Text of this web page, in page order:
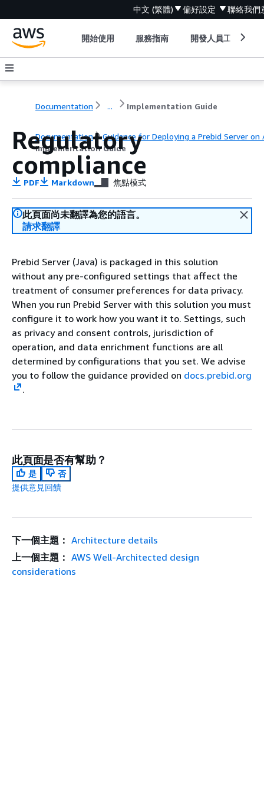
中文 (繁體) 偏好設定 聯絡我們
開始使用 服務指南 開發人員工具
Documentation ... Implementation Guide
Documentation
Guidance for Deploying a Prebid Server on
Implementation Guide
Regulatory
compliance
PDF Markdown 焦點模式
此頁面尚未翻譯為您的語言。
請求翻譯
Prebid Server (Java) is packaged in this solution
without any pre-configured settings that affect the
treatment of consumer preferences for data privacy.
When you run Prebid Server with this solution you must
configure it to work how you want it to. Settings, such
as privacy and consent controls, jurisdiction of
operation, and data enrichment functions are all
determined by configurations that you set. We advise
you to follow the guidance provided on docs.prebid.org
.
此頁面是否有幫助？
是
否
提供意見回饋
下一個主題： Architecture details
上一個主題： AWS Well-Architected design
considerations